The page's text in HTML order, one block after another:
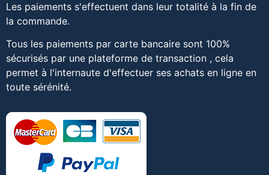
Les paiements s'effectuent dans leur totalité à la fin de
la commande.
Tous les paiements par carte bancaire sont 100%
sécurisés par une plateforme de transaction , cela
permet à l'internaute d'effectuer ses achats en ligne en
toute sérénité.